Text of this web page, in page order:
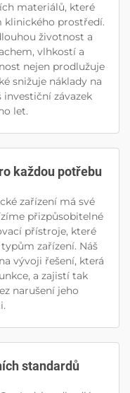
materiálů, které
prostředí.
životnost a
vlhkostí a
nejen prodlužuje
snižuje náklady na
investiční závazek
let.
každou potřebu
zařízení má své
přizpůsobitelné
přístroje, které
zařízení. Náš
vývoji řešení, která
a zajistí tak
narušení jeho
standardů